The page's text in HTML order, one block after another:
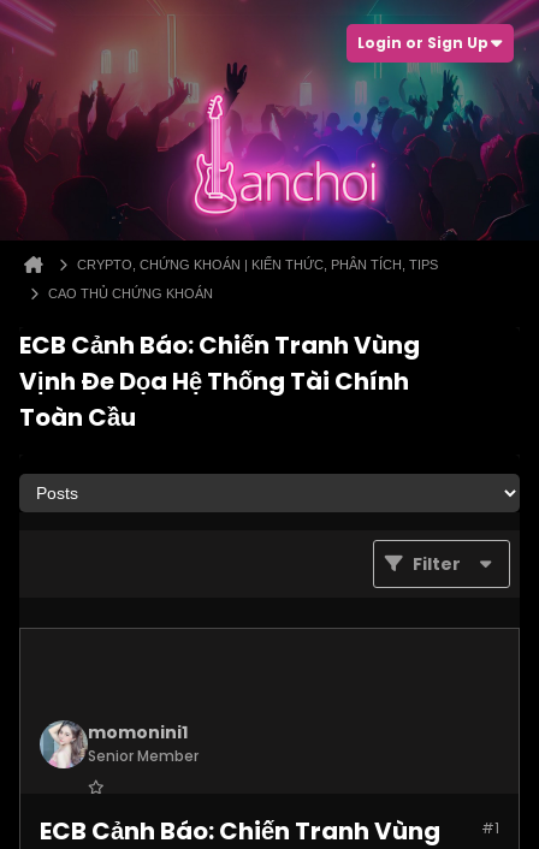
Login or Sign Up
CRYPTO, CHỨNG KHOÁN | KIẾN THỨC, PHÂN TÍCH, TIPS
CAO THỦ CHỨNG KHOÁN
ECB Cảnh Báo: Chiến Tranh Vùng
Vịnh Đe Dọa Hệ Thống Tài Chính
Toàn Cầu
Filter
momonini1
Senior Member
Posts:5395 #1
ECB Cảnh Báo: Chiến Tranh Vùng